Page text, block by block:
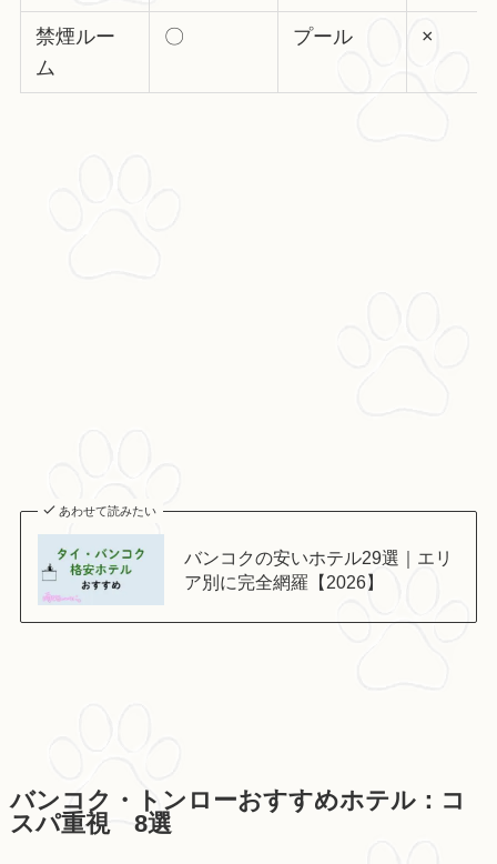
禁煙ルー
ム
〇 プール ×
あわせて読みたい
バンコクの安いホテル29選｜エリ
ア別に完全網羅【2026】
バンコク・トンローおすすめホテル：コ
スパ重視 8選